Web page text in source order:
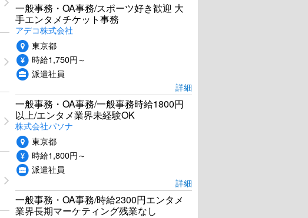
一般事務・OA事務/スポーツ好き歓迎 大
手エンタメチケット事務
アデコ株式会社
東京都
時給1,750円～
派遣社員
詳細
一般事務・OA事務/一般事務時給1800円
以上/エンタメ業界未経験OK
株式会社パソナ
東京都
時給1,800円～
派遣社員
詳細
一般事務・OA事務/時給2300円エンタメ
業界長期マーケティング残業なし